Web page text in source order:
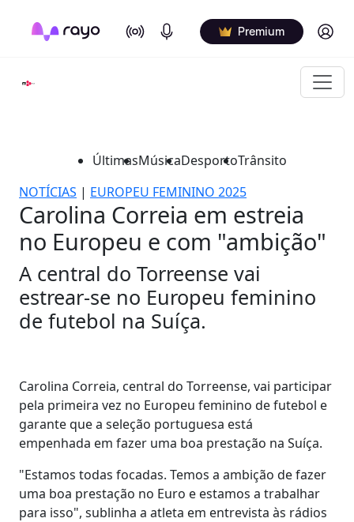
On Air Podcasts Premium Log in
ÚltimasMúsicaDesportoTrânsito
NOTÍCIAS | EUROPEU FEMININO 2025
Carolina Correia em estreia
no Europeu e com "ambição"
A central do Torreense vai
estrear-se no Europeu feminino
de futebol na Suíça.
Carolina Correia, central do Torreense, vai participar
pela primeira vez no Europeu feminino de futebol e
garante que a seleção portuguesa está
empenhada em fazer uma boa prestação na Suíça.
"Estamos todas focadas. Temos a ambição de fazer
uma boa prestação no Euro e estamos a trabalhar
para isso", sublinha a atleta em entrevista às rádios